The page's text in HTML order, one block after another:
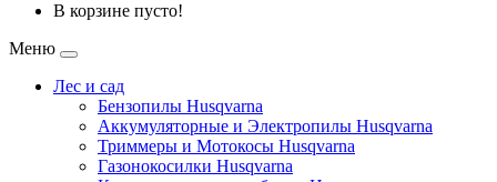
В корзине пусто!
Меню
Лес и сад
Бензопилы Husqvarna
Аккумуляторные и Электропилы Нusqvarna
Триммеры и Мотокосы Нusqvarna
Газонокосилки Husqvarna